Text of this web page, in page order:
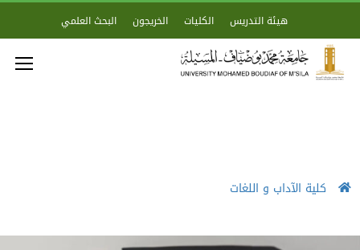
هيئة التدريس الكليات الخريجون البحث العلمي
كلية الآداب و اللغات